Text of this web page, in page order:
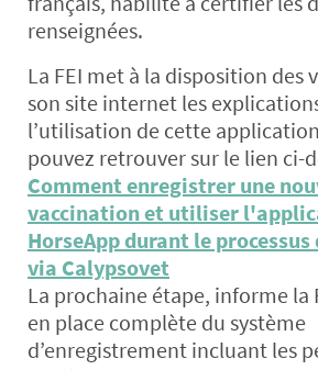
renseignées.
La FEI met à la disposition des
son site internet les
l’utilisation de cette
pouvez retrouver sur le lien ci-
Comment enregistrer une
vaccination et utiliser
HorseApp durant le
via Calypsovet
La prochaine étape, informe la
en place complète du système
d’enregistrement incluant les